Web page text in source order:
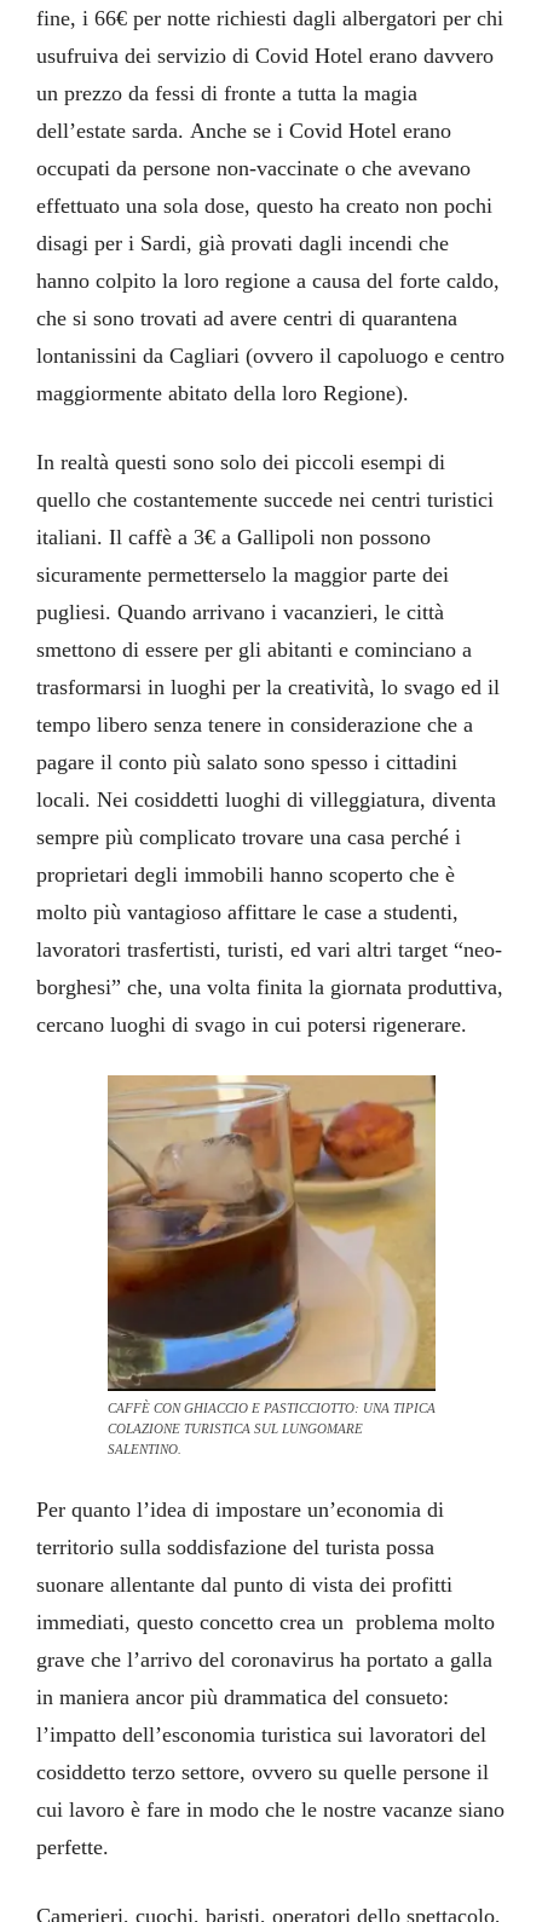
fine, i 66€ per notte richiesti dagli albergatori per chi
usufruiva dei servizio di Covid Hotel erano davvero
un prezzo da fessi di fronte a tutta la magia
dell’estate sarda. Anche se i Covid Hotel erano
occupati da persone non-vaccinate o che avevano
effettuato una sola dose, questo ha creato non pochi
disagi per i Sardi, già provati dagli incendi che
hanno colpito la loro regione a causa del forte caldo,
che si sono trovati ad avere centri di quarantena
lontanissini da Cagliari (ovvero il capoluogo e centro
maggiormente abitato della loro Regione).
In realtà questi sono solo dei piccoli esempi di
quello che costantemente succede nei centri turistici
italiani. Il caffè a 3€ a Gallipoli non possono
sicuramente permetterselo la maggior parte dei
pugliesi. Quando arrivano i vacanzieri, le città
smettono di essere per gli abitanti e cominciano a
trasformarsi in luoghi per la creatività, lo svago ed il
tempo libero senza tenere in considerazione che a
pagare il conto più salato sono spesso i cittadini
locali. Nei cosiddetti luoghi di villeggiatura, diventa
sempre più complicato trovare una casa perché i
proprietari degli immobili hanno scoperto che è
molto più vantagioso affittare le case a studenti,
lavoratori trasfertisti, turisti, ed vari altri target “neo-
borghesi” che, una volta finita la giornata produttiva,
cercano luoghi di svago in cui potersi rigenerare.
CAFFÈ CON GHIACCIO E PASTICCIOTTO: UNA TIPICA
COLAZIONE TURISTICA SUL LUNGOMARE
SALENTINO.
Per quanto l’idea di impostare un’economia di
territorio sulla soddisfazione del turista possa
suonare allentante dal punto di vista dei profitti
immediati, questo concetto crea un problema molto
grave che l’arrivo del coronavirus ha portato a galla
in maniera ancor più drammatica del consueto:
l’impatto dell’esconomia turistica sui lavoratori del
cosiddetto terzo settore, ovvero su quelle persone il
cui lavoro è fare in modo che le nostre vacanze siano
perfette.
Camerieri, cuochi, baristi, operatori dello spettacolo,